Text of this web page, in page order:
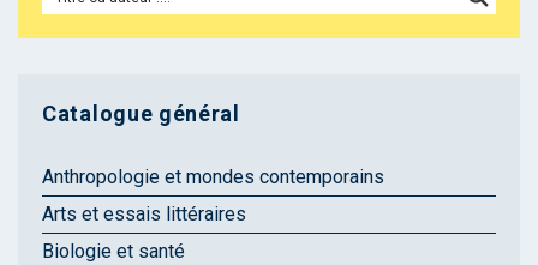
Catalogue général
Anthropologie et mondes contemporains
Arts et essais littéraires
Biologie et santé